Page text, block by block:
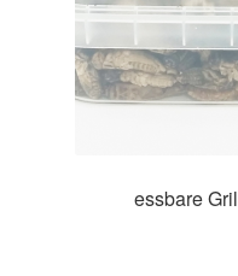
essbare